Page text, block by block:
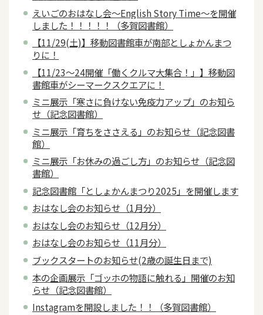
えいごのおはなし会～English Story Time～を開催
しました！！！！！（多賀図書館）
【11/29(土)】移動図書館車が南部としょかんまつ
りに！
【11/23～24開催「働くクルマ大集合！」】移動図
書館車がシーマークスクエアに！
ミニ展示「寒さに負けない免疫力アップ」のお知ら
せ（記念図書館）
ミニ展示「育ちをささえる」のお知らせ（記念図書
館）
ミニ展示「お休みの過ごし方」のお知らせ（記念図
書館）
記念図書館「としょかんまつり2025」を開催します
おはなし会のお知らせ（1月分）
おはなし会のお知らせ（12月分）
おはなし会のお知らせ（11月分）
ブックスタートのお知らせ(2歳の誕生日まで)
本の企画展示「ゴッホの物語に触れる」開催のお知
らせ（記念図書館）
Instagramを開設しました！！（多賀図書館）